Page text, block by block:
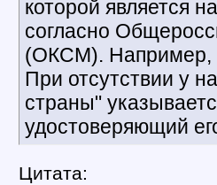
которой является
согласно
(ОКСМ). Например,
При отсутствии у
страны"
удостоверяющий
Цитата: